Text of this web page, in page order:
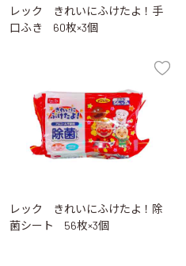
レック きれいにふけたよ！手
口ふき 60枚×3個
レック きれいにふけたよ！除
菌シート 56枚×3個